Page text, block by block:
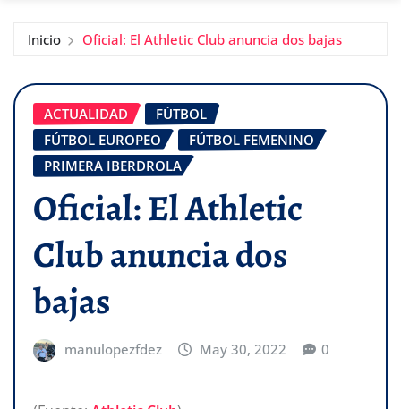
Inicio Oficial: El Athletic Club anuncia dos bajas
ACTUALIDAD
FÚTBOL
FÚTBOL EUROPEO
FÚTBOL FEMENINO
PRIMERA IBERDROLA
Oficial: El Athletic
Club anuncia dos
bajas
manulopezfdez May 30, 2022 0